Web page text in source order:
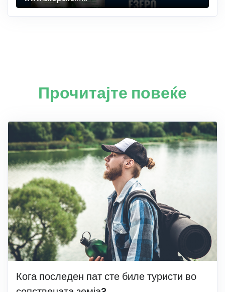
Прочитајте повеќе
Кога последен пат сте биле туристи во